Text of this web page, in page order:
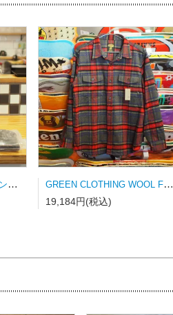
23-24 FLUX フラックスビンディング DS-LTD MATT BLACK Mサイズ GREEN CLOTHING WOOL FLANNEL SHRAT Lサイズ
19,184円(税込)